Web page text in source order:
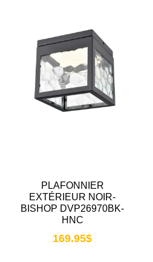
PLAFONNIER
EXTÉRIEUR NOIR-
BISHOP DVP26970BK-
HNC
169.95$